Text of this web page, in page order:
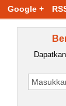
Google +